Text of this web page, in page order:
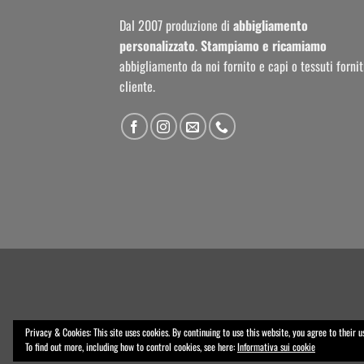
Dal 2007 produzione di abbigliamento
personalizzato.Stampiamo e ricamiamo
abbigliamento da noi fornito e capi o tessuti
cliente.
Copyright 2026 ©Powered bygSoft IT Solutions-
degli aiuti di Stato di cui all’art. 52 della L. 234/
Privacy & Cookies: This site uses cookies. By continuing to use this website, you agree to their
To find out more, including how to control cookies, see here:Informativa sui cookie